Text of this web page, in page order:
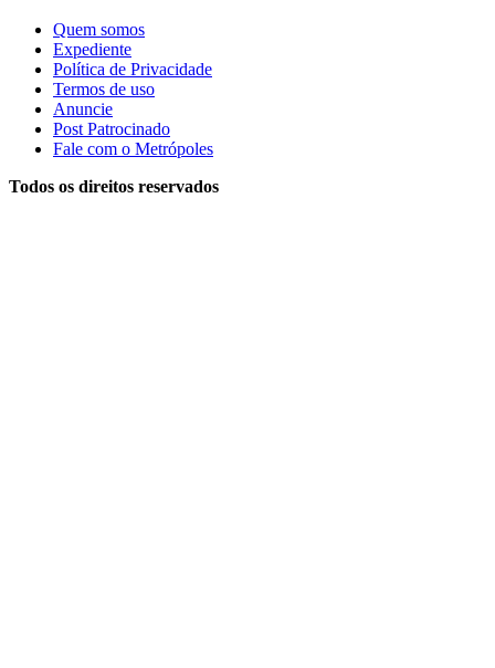
Quem somos
Expediente
Política de Privacidade
Termos de uso
Anuncie
Post Patrocinado
Fale com o Metrópoles
Todos os direitos reservados